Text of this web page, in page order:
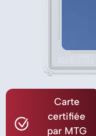
Carte
certifiée
par MTG